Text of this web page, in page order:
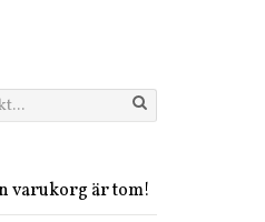
varukorg är tom!